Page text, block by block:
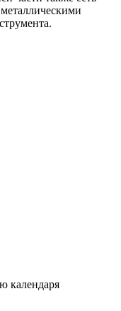
календаря